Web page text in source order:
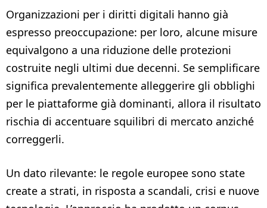
Organizzazioni per i diritti digitali hanno già
espresso preoccupazione: per loro, alcune misure
equivalgono a una riduzione delle protezioni
costruite negli ultimi due decenni. Se semplificare
significa prevalentemente alleggerire gli obblighi
per le piattaforme già dominanti, allora il risultato
rischia di accentuare squilibri di mercato anziché
correggerli.
Un dato rilevante: le regole europee sono state
create a strati, in risposta a scandali, crisi e nuove